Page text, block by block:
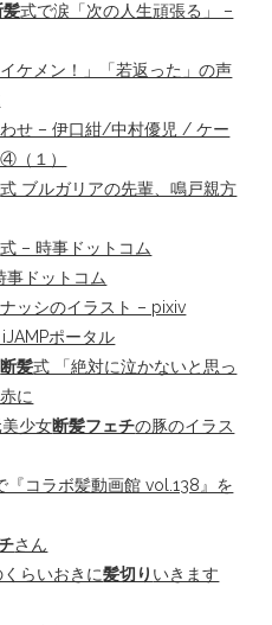
髪式で涙「次の人生頑張る」 –
ケメン！」「若返った」の声
せ – 伊口紺/中村優児 / ケー
（１）
式 ブルガリアの先輩、鳴戸親方
式 – 時事ドットコム
事ドットコム
ナッシのイラスト – pixiv
ポータル
断髪式 「絶対に泣かないと思っ
に
少女断髪フェチの豚のイラス
『コラボ髪動画館 vol.138』を
さん
くらいおきに髪切り いきます